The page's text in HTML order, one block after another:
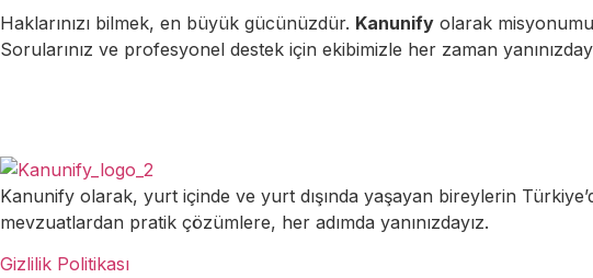
Haklarınızı bilmek, en büyük gücünüzdür. Kanunify olarak
Sorularınız ve profesyonel destek için ekibimizle her zaman
Kanunify olarak, yurt içinde ve yurt dışında yaşayan bireylerin
mevzuatlardan pratik çözümlere, her adımda yanınızdayız.
Gizlilik Politikası